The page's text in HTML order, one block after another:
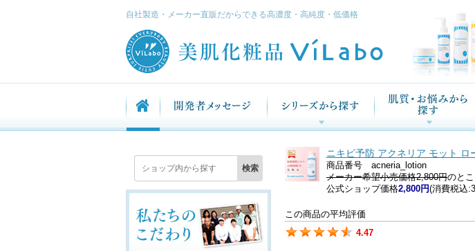
自社製造・メーカー直販だからできる高濃度・高純度・低価格
ニキビ予防 アクネリア モット
商品番号 acneria_lotion
メーカー希望小売価格2,800円のと
公式ショップ価格2,800円(消費税込
この商品の平均評価
4.47